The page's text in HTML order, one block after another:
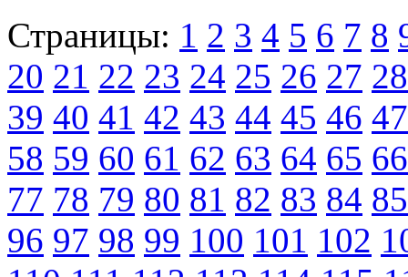
Страницы: 1 2 3 4 5 6 7 8
20 21 22 23 24 25 26 27 28
39 40 41 42 43 44 45 46 47
58 59 60 61 62 63 64 65 66
77 78 79 80 81 82 83 84 85
96 97 98 99 100 101 102